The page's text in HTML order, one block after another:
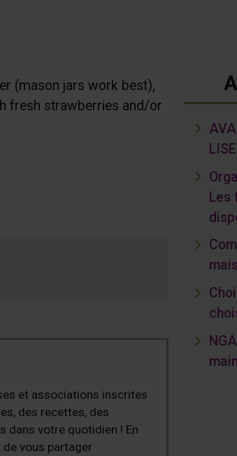
(mason jars work best),
fresh strawberries and/or
et associations inscrites
des recettes, des
dans votre quotidien ! En
vous partager
Les